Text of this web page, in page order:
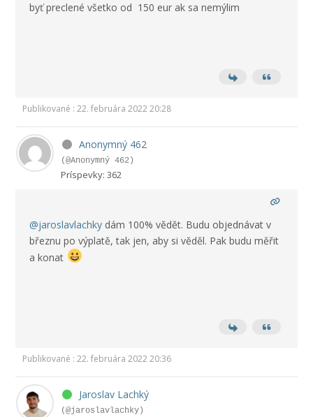
byť preclené všetko od 150 eur ak sa nemýlim
Publikované : 22. februára 2022 20:28
Anonymný 462
(@Anonymný 462)
Príspevky: 362
@jaroslavlachky dám 100% vědět. Budu objednávat v
březnu po výplatě, tak jen, aby si věděl. Pak budu měřit
a konat
Publikované : 22. februára 2022 20:36
Jaroslav Lachký
(@jaroslavlachky)